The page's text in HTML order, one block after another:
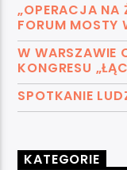
„OPERACJA NA
FORUM MOSTY
W WARSZAWIE
KONGRESU
SPOTKANIE
KATEGORIE